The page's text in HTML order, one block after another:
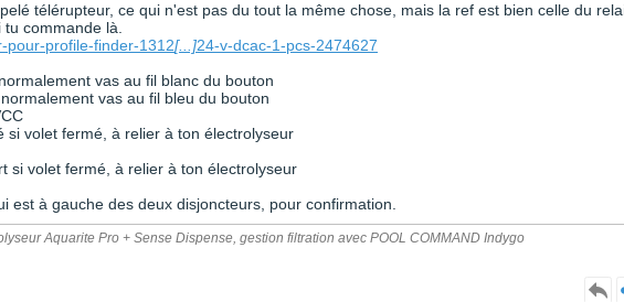
télérupteur, ce qui n'est pas du tout la même chose, mais la ref est bien celle du
commande là.
pour-profile-finder-1312[...]24-v-dcac-1-pcs-2474627
vas au fil blanc du bouton
vas au fil bleu du bouton
si volet fermé, à relier à ton électrolyseur
si volet fermé, à relier à ton électrolyseur
est à gauche des deux disjoncteurs, pour confirmation.
Aquarite Pro + Sense Dispense, gestion filtration avec POOL COMMAND Indygo